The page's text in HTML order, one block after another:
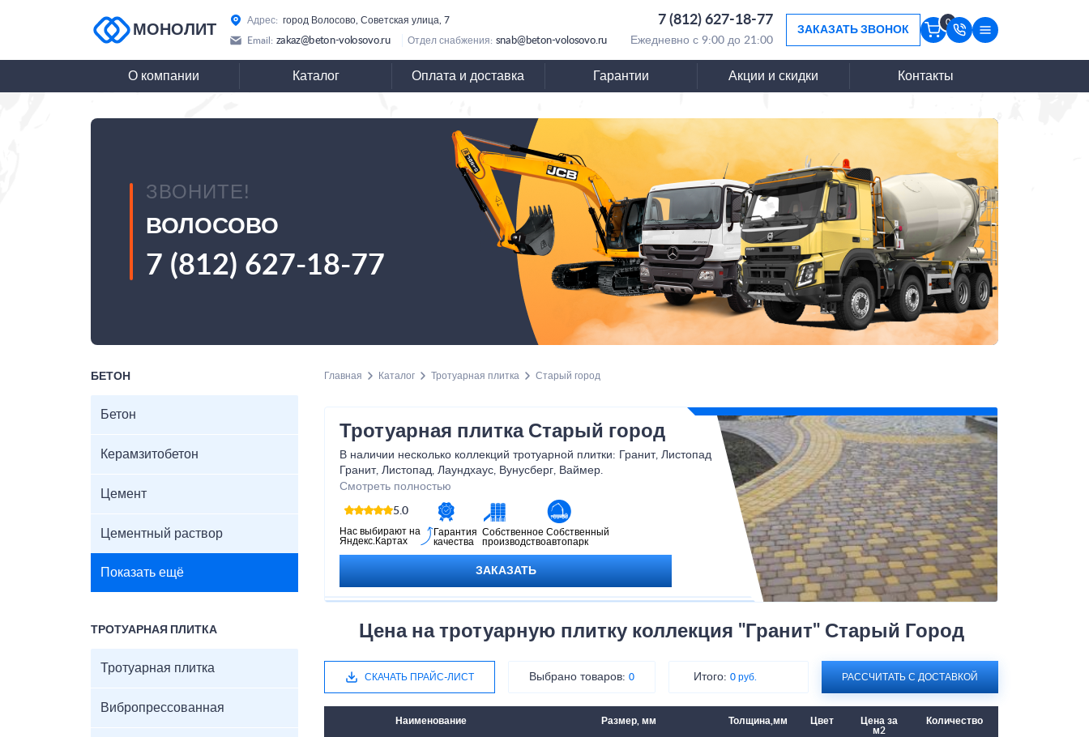
МОНОЛИТ
Адрес: город Волосово, Советская улица, 7 7 (812) 627-18-77
Email: zakaz@beton-volosovo.ru Отдел снабжения: snab@beton-volosovo.ru Ежедневно с 9:00 до 21:00
ЗАКАЗАТЬ ЗВОНОК
0
О компании Каталог Оплата и доставка Гарантии Акции и скидки Контакты
ЗВОНИТЕ!
ВОЛОСОВО
7 (812) 627-18-77
БЕТОН
Бетон
Керамзитобетон
Цемент
Цементный раствор
Показать ещё
ТРОТУАРНАЯ ПЛИТКА
Тротуарная плитка
Вибропрессованная
Главная Каталог Тротуарная плитка Старый город
Тротуарная плитка Старый город
В наличии несколько коллекций тротуарной плитки: Гранит, Листопад
Гранит, Листопад, Лаундхаус, Вунусберг, Ваймер.
Готовый ассортимент на складе — около 50 м², а при необходимости
плитка может быть изготовлена под заказ за 2–3 дня.
Доступны разные размеры, варианты и толщины. Для консультации и
уточнения деталей свяжитесь с менеджером производства.
Идеально подходит для мощения дворов, пешеходных зон, садовых
Смотреть полностью
5.0
Нас выбирают на
Яндекс.Картах
Гарантия
качества
Собственное
производство
Собственный
автопарк
ЗАКАЗАТЬ
Цена на тротуарную плитку коллекция "Гранит" Старый Город
СКАЧАТЬ ПРАЙС-ЛИСТ Выбрано товаров: 0 Итого:0 руб. РАССЧИТАТЬ С ДОСТАВКОЙ
Наименование Размер, мм Толщина,мм Цвет
Цена за
м2
Количество